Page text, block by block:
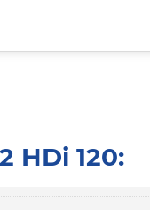
HDi 120: